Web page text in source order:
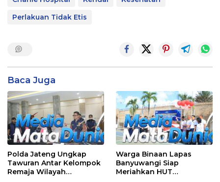
Perlakuan Tidak Etis
Baca Juga
Polda Jateng Ungkap
Tawuran Antar Kelompok
Remaja Wilayah
Warga Binaan Lapas
Banyuwangi Siap
Meriahkan HUT